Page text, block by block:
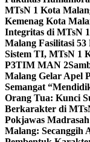
MTsN 1 Kota
Kemenag Kota
Integritas di MTsN 1
Malang Fasilitasi
Sistem TI, MTsN 1
P3TIM MAN 2
Malang Gelar Apel
Semangat
Orang Tua: Kunci
Berkarakter di
Pokjawas
Malang: Secanggih